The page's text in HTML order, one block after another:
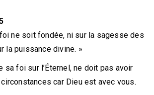
ne soit fondée, ni sur la sagesse des
la puissance divine. »
sa foi sur l’Éternel, ne doit pas avoir
car Dieu est avec vous.